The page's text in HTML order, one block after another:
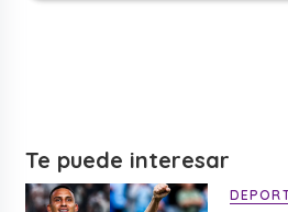
Te puede interesar